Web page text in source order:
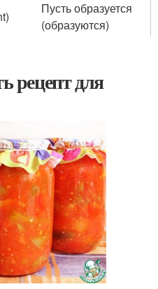
Пусть образуется
(образуются)
рецепт для